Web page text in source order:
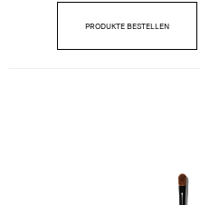
PRODUKTE BESTELLEN